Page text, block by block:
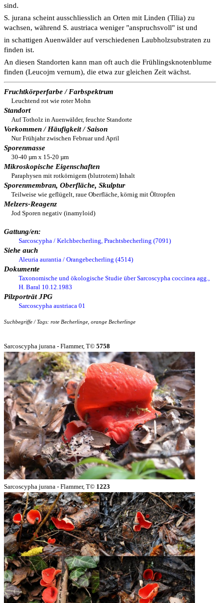
sind.
S. jurana scheint ausschliesslich an Orten mit Linden (Tilia) zu
wachsen, während S. austriaca weniger "anspruchsvoll" ist und
in schattigen Auenwälder auf verschiedenen Laubholzsubstraten zu
finden ist.
An diesen Standorten kann man oft auch die Frühlingsknotenblume
finden (Leucojm vernum), die etwa zur gleichen Zeit wächst.
Fruchtkörperfarbe / Farbspektrum
Leuchtend rot wie roter Mohn
Standort
Auf Totholz in Auenwälder, feuchte Standorte
Vorkommen / Häufigkeit / Saison
Nur Frühjahr zwischen Februar und April
Sporenmasse
30-40 µm x 15-20 µm
Mikroskopische Eigenschaften
Paraphysen mit rotkörnigem (blutrotem) Inhalt
Sporenmembran, Oberfläche, Skulptur
Teilweise wie geflügelt, raue Oberfläche, körnig mit Öltropfen
Melzers-Reagenz
Jod Sporen negativ (inamyloid)
Gattung/en:
Sarcoscypha / Kelchbecherling, Prachtsbecherling (7091)
Siehe auch
Aleuria aurantia / Orangebecherling (4514)
Dokumente
Taxonomische und ökologische Studie über Sarcoscypha coccinea agg.,
H. Baral 10.12.1983
Pilzporträt JPG
Sarcoscypha austriaca 01
Suchbegriffe / Tags: rote Becherlinge, orange Becherlinge
Sarcoscypha jurana - Flammer, T© 5758
Sarcoscypha jurana - Flammer, T© 1223